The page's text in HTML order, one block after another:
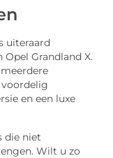
uiteraard
Grandland X.
en een luxe
die niet
Wilt u zo